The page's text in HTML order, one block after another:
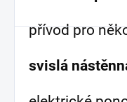
přívod pro
svislá